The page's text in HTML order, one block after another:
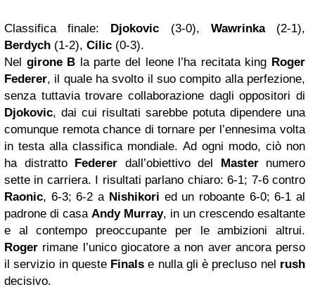
Classifica finale: Djokovic (3-0), Wawrinka(2-1),
Berdych (1-2), Cilic (0-3).
Nel girone B la parte del leone l’ha recitata king Roger
Federer, il quale ha svolto il suo compito alla perfezione,
senza tuttavia trovare collaborazione dagli oppositori di
Djokovic, dai cui risultati sarebbe potuta dipendere una
comunque remota chance di tornare per l’ennesima volta
in testa alla classifica mondiale. Ad ogni modo, ciò non
ha distratto Federer dall’obiettivo del Masternumero
sette in carriera. I risultati parlano chiaro: 6-1; 7-6 contro
Raonic, 6-3; 6-2 a Nishikori ed un roboante 6-0; 6-1 al
padrone di casa Andy Murray, in un crescendo esaltante
e al contempo preoccupante per le ambizioni altrui.
Roger rimane l’unico giocatore a non aver ancora perso
il servizio in queste Finals e nulla gli è precluso nel rush
decisivo.